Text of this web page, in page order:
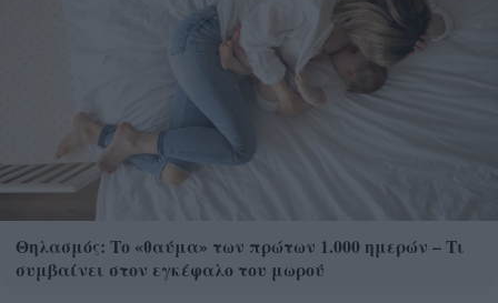
Θηλασμός: Το «θαύμα» των πρώτων 1.000 ημερών – Τι
συμβαίνει στον εγκέφαλο του μωρού